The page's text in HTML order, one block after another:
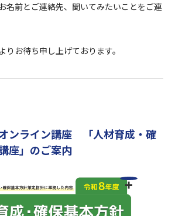
名前とご連絡先、聞いてみたいことをご連
りお待ち申し上げております。
ンライン講座 「人材育成・確
座」のご案内